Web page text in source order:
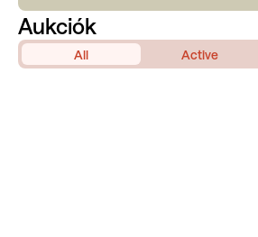
Aukciók
All Active